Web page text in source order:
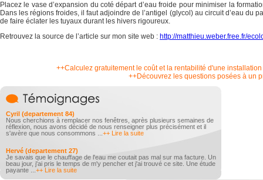
Placez le vase d’expansion du coté départ d’eau froide pour minimiser la
Dans les régions froides, il faut adjoindre de l’antigel (glycol) au circuit d’eau du
de faire éclater les tuyaux durant les hivers rigoureux.
Retrouvez la source de l’article sur mon site web : http://matthieu.weber.free.fr/
++Calculez gratuitement le coût et la rentabilité d'une
++Découvrez les questions posées à un
Cyril (departement 84)
Nous cherchions à remplacer nos fenêtres, après plusieurs semaines de
réflexion, nous avons décidé de nous renseigner plus précisément et il
s'avère que nous consommons ... ++ Lire la suite
Hervé (departement 27)
Je savais que le chauffage de l'eau me coutait pas mal sur ma facture. Un
beau jour, j'ai pris le temps de m'y pencher et j'ai trouvé ce site. Une étude
payante ... ++ Lire la suite